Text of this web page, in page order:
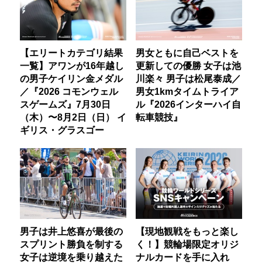
【エリートカテゴリ結果
一覧】アワンが16年越し
の男子ケイリン金メダル
／『2026 コモンウェル
スゲームズ』7月30日
（木）〜8月2日（日） イ
ギリス・グラスゴー
男女ともに自己ベストを
更新しての優勝 女子は池
川楽々 男子は松尾泰成／
男女1kmタイムトライア
ル『2026インターハイ自
転車競技』
男子は井上悠喜が最後の
スプリント勝負を制する
女子は逆境を乗り越えた
【現地観戦をもっと楽し
く！】競輪場限定オリジ
ナルカードを手に入れ